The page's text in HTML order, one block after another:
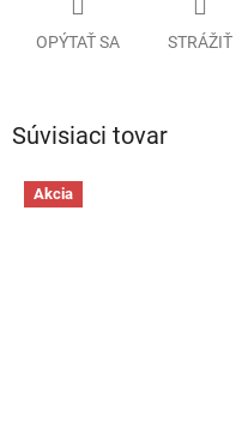
OPÝTAŤ SA STRÁŽIŤ
Súvisiaci tovar
Akcia